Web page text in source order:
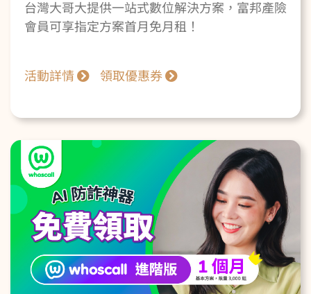
台灣大哥大提供一站式數位解決方案，富邦產險
會員可享指定方案首月免月租！
活動詳情 領取優惠券